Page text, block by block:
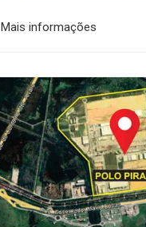
Mais informações